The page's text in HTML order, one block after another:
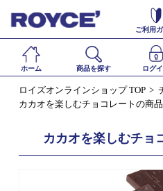
ご利用
ホーム 商品を探す ログ
ロイズオンラインショップ TOP
カカオを楽しむチョコレートの商
カカオを楽しむチョ